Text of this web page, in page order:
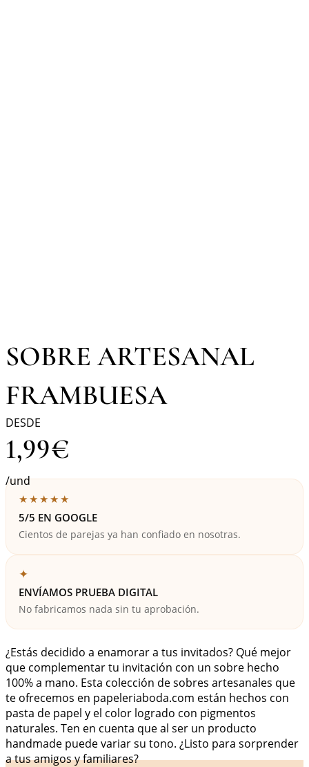
SOBRE ARTESANAL
FRAMBUESA
DESDE
1,99€
/und
★★★★★
5/5 EN GOOGLE
Cientos de parejas ya han confiado en nosotras.
✦
ENVÍAMOS PRUEBA DIGITAL
No fabricamos nada sin tu aprobación.
¿Estás decidido a enamorar a tus invitados? Qué mejor
que complementar tu invitación con un sobre hecho
100% a mano. Esta colección de sobres artesanales que
te ofrecemos en papeleriaboda.com están hechos con
pasta de papel y el color logrado con pigmentos
naturales. Ten en cuenta que al ser un producto
handmade puede variar su tono. ¿Listo para sorprender
a tus amigos y familiares?